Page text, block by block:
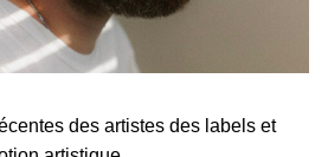
des artistes des labels et